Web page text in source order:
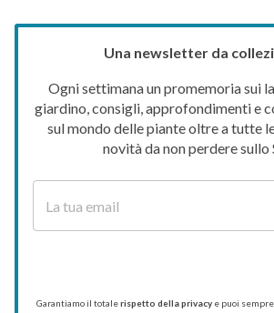
Una newsletter da
Ogni settimana un promemoria sui
giardino, consigli, approfondimenti e
sul mondo delle piante oltre a tutte
novità da non perdere sullo
Garantiamo il totalerispetto della privacy e puoi sempre